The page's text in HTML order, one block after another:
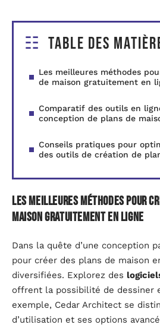
Table des
Les meilleures méthodes
de maison gratuitement en
Comparatif des outils en
conception de plans de
Conseils pratiques pour
des outils de création de
Les meilleures méthodes pour
maison gratuitement en ligne
Dans la quête d’une conception
pour créer des plans de maison
diversifiées. Explorez des
offrent la possibilité de dessiner
exemple, Cedar Architect se
d’utilisation et ses options